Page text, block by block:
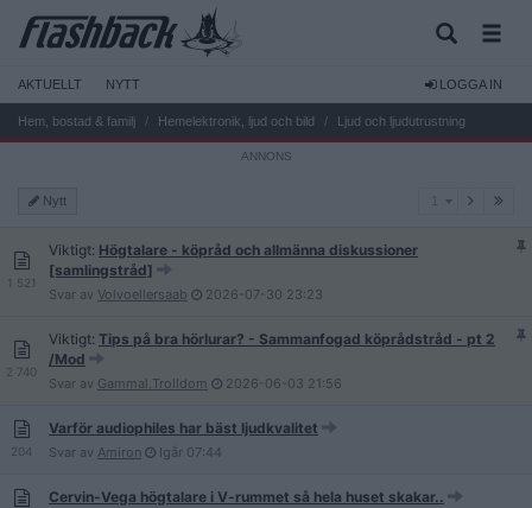
AKTUELLT NYTT LOGGA IN
Hem, bostad & familj Hemelektronik, ljud och bild Ljud och ljudutrustning
Nytt
1 521
Viktigt: Högtalare - köpråd och allmänna diskussioner
[samlingstråd]
Svar av Volvoellersaab 2026-07-30 23:23
2 740
Viktigt: Tips på bra hörlurar? - Sammanfogad köprådstråd - pt 2
/Mod
Svar av Gammal.Trolldom 2026-06-03 21:56
204
Varför audiophiles har bäst ljudkvalitet
Svar av Amiron Igår 07:44
Cervin-Vega högtalare i V-rummet så hela huset skakar..